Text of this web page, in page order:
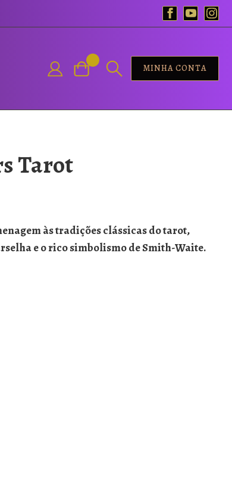
MINHA CONTA
Tarot
às tradições clássicas do tarot,
e o rico simbolismo de Smith-Waite.